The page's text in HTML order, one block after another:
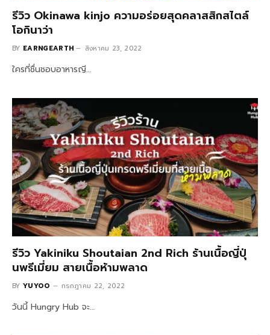
รีวิว Okinawa kinjo ความอร่อยสุดคลาสสิกสไตล์
โอกินาว่า
BY EARNGEARTH สิงหาคม 23, 2022
ใครที่ชื่นชอบอาหารญี…
รีวิว Yakiniku Shoutaian 2nd Rich ร้านเนื้อญี่ปุ่
นพรีเมี่ยม สายเนื้อห้ามพลาด
BY YUYOO กรกฎาคม 22, 2022
วันนี้ Hungry Hub จะ…